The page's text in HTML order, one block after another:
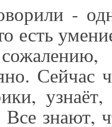
-
есть
Сейчас
Все знают,